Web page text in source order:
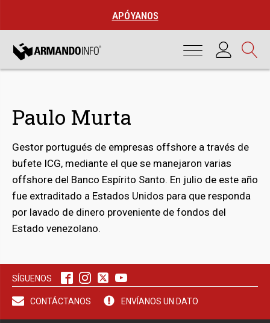
APÓYANOS
Paulo Murta
Gestor portugués de empresas offshore a través de
bufete ICG, mediante el que se manejaron varias
offshore del Banco Espírito Santo. En julio de este año
fue extraditado a Estados Unidos para que responda
por lavado de dinero proveniente de fondos del
Estado venezolano.
SÍGUENOS
CONTÁCTANOS ENVÍANOS UN DATO